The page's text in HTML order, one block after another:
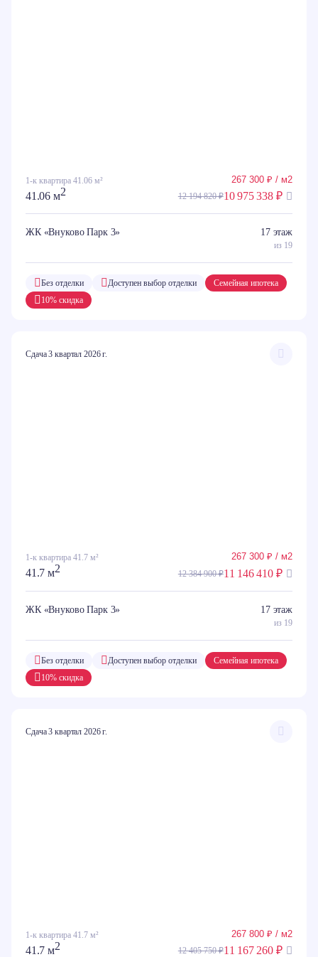
1-к квартира 41.06 м²
41.06 м2
267 300 ₽ / м2
12 194 820 ₽10 975 338 ₽
ЖК «Внуково Парк 3» 17 этаж
из 19
10% скидка
Без отделки Доступен выбор отделки Семейная ипотека
Сдача 3 квартал 2026 г.
1-к квартира 41.7 м²
41.7 м2
267 300 ₽ / м2
12 384 900 ₽11 146 410 ₽
ЖК «Внуково Парк 3» 17 этаж
из 19
10% скидка
Без отделки Доступен выбор отделки Семейная ипотека
Сдача 3 квартал 2026 г.
1-к квартира 41.7 м²
41.7 м2
267 800 ₽ / м2
12 405 750 ₽11 167 260 ₽